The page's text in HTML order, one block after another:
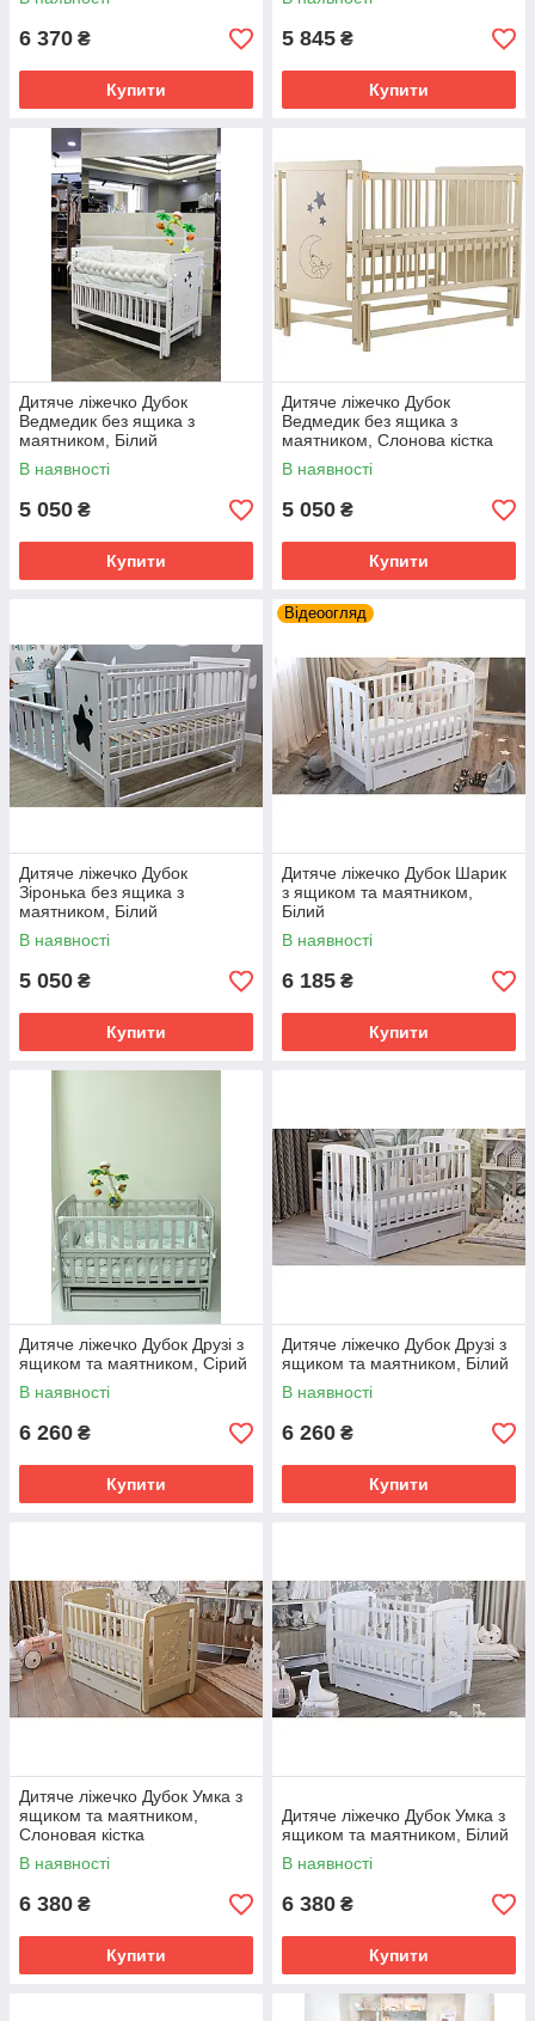
6 370 ₴
Купити
5 845 ₴
Купити
Дитяче ліжечко Дубок
Ведмедик без ящика з
маятником, Білий
В наявності
5 050 ₴
Купити
Дитяче ліжечко Дубок
Ведмедик без ящика з
маятником, Слонова кістка
В наявності
5 050 ₴
Купити
Дитяче ліжечко Дубок
Зіронька без ящика з
маятником, Білий
В наявності
5 050 ₴
Купити
Відеоогляд
Дитяче ліжечко Дубок Шарик
з ящиком та маятником,
Білий
В наявності
6 185 ₴
Купити
Дитяче ліжечко Дубок Друзі з
ящиком та маятником, Сірий
В наявності
6 260 ₴
Купити
Дитяче ліжечко Дубок Друзі з
ящиком та маятником, Білий
В наявності
6 260 ₴
Купити
Дитяче ліжечко Дубок Умка з
ящиком та маятником,
Слоновая кістка
В наявності
6 380 ₴
Купити
Дитяче ліжечко Дубок Умка з
ящиком та маятником, Білий
В наявності
6 380 ₴
Купити